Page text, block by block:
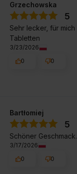
Grzechowska
5
Sehr lecker, für
Tabletten
3/23/2026
0
0
Bartłomiej
5
Schöner Geschmack.
3/17/2026
0
0